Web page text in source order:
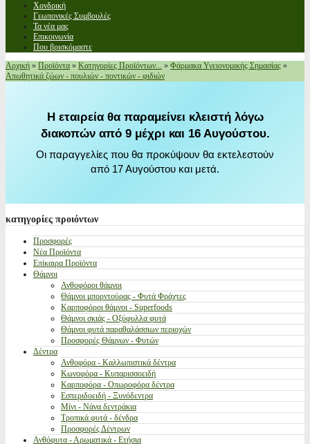
Χονδρική
Γεωπονικές Συμβουλές
Τα νέα μας
Επικοινωνία
Που βρισκόμαστε
Αρχική » Προϊόντα » Κατηγορίες Προϊόντων... » Φάρμακα Υγειονομικής Σημασίας »
Απωθητικά ζώων - πουλιών - ποντικών - φιδιών
Η εταιρεία θα παραμείνει κλειστή λόγω
διακοπών από 9 μέχρι και 16 Αυγούστου.
Οι παραγγελίες που θα προκύψουν θα εκτελεστούν
από 17 Αυγούστου και μετά.
κατηγορίες προιόντων
Προσφορές
Νέα Προϊόντα
Επίκαιρα Προϊόντα
Θάμνοι
Ανθοφόροι θάμνοι
Θάμνοι μπορντούρας - Φυτά Φράχτες
Καρποφόροι θάμνοι - Superfoods
Θάμνοι σκιάς - Οξύφυλλα φυτά
Θάμνοι φυτά παραθαλάσσιων περιοχών
Προσφορές Θάμνων - Φυτών
Δέντρα
Ανθοφόρα - Καλλωπιστικά δέντρα
Κωνοφόρα - Κυπαρισσοειδή
Καρποφόρα - Οπωροφόρα δέντρα
Εσπεριδοειδή - Ξυνόδεντρα
Μίνι - Νάνα δεντράκια
Τροπικά φυτά - δένδρα
Προσφορές Δέντρων
Ανθόφυτα - Αρωματικά - Ετήσια